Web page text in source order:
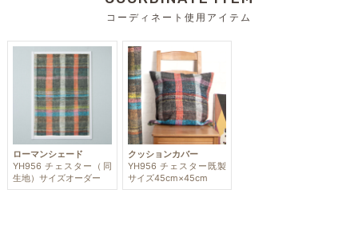
コーディネート使用アイテム
ローマンシェード
YH956 チェスター（同
生地）サイズオーダー
クッションカバー
YH956 チェスター既製
サイズ45cm×45cm